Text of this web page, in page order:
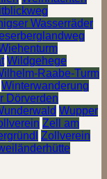
Wasserräder
Wildgehege
Raabe-Turm
Winterwanderung
Dörverden
Wupper
Zell am
Zollverein